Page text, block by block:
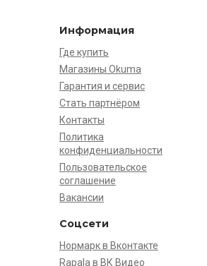
Информация
Где купить
Магазины Okuma
Гарантия и сервис
Стать партнёром
Контакты
Политика
конфиденциальности
Пользовательское
соглашение
Вакансии
Соцсети
Нормарк в Вконтакте
Rapala в ВК Видео